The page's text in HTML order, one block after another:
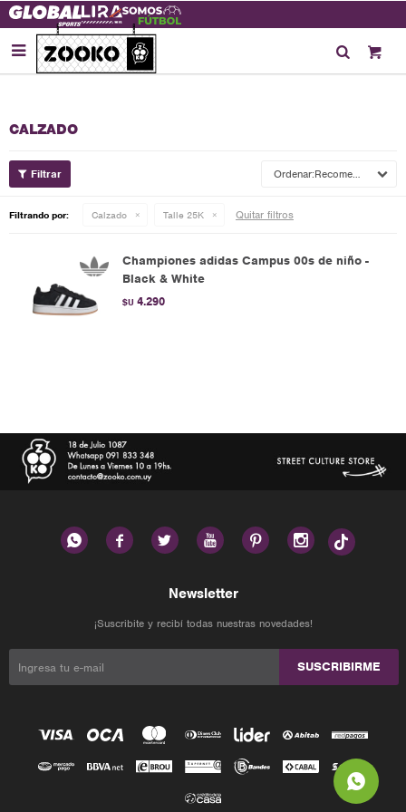

CALZADO
Recomendados
Filtrando por: Calzado Talle 25K Quitar filtros
Championes adidas Campus 00s de niño -
Black & White
$U 4.290
     
Newsletter
¡Suscribite y recibí todas nuestras novedades!
SUSCRIBIRME